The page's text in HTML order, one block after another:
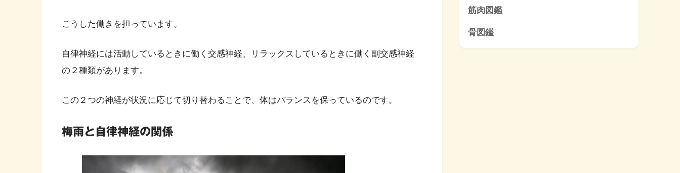
こうした働きを担っています。
自律神経には活動しているときに働く交感神経、リラックスしているときに働く副交感神経
の２種類があります。
この２つの神経が状況に応じて切り替わることで、体はバランスを保っているのです。
梅雨と自律神経の関係
筋肉図鑑
骨図鑑